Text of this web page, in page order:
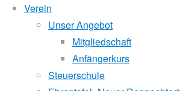
Verein
Unser Angebot
Mitgliedschaft
Anfängerkurs
Steuerschule
Wanderfahrt
Berlin
Wasserstand Donau
Liegt der Wasserstand in Korneuburg (KORN)
beim Donauhort nicht gerudert.
Pegelstände (DoRIS)